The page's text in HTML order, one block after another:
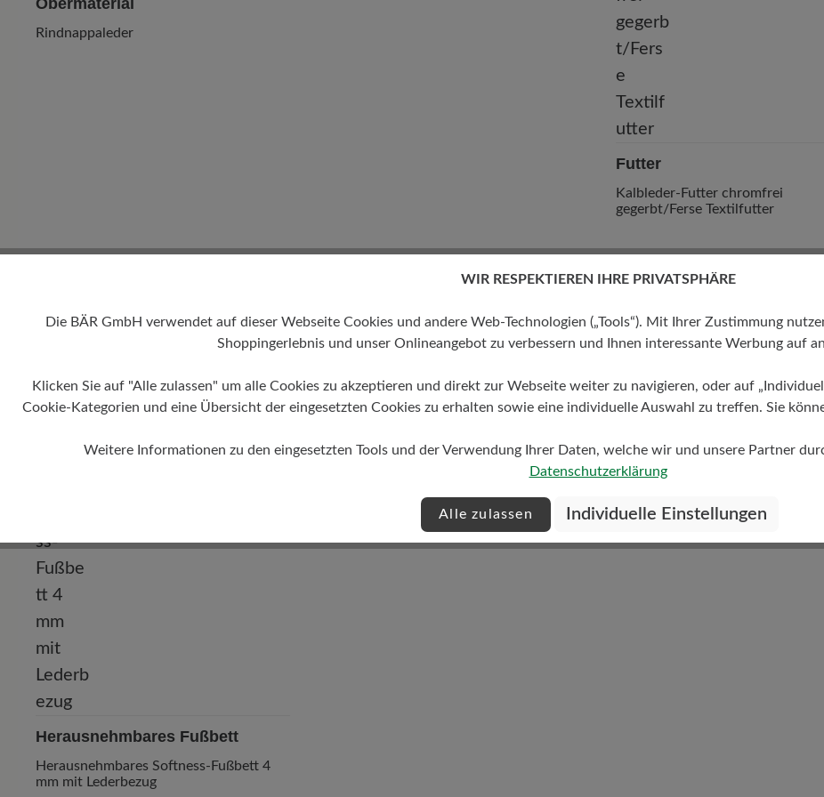
Obermaterial
Rindnappaleder
Futter
Kalbleder-Futter chromfrei
gegerbt/Ferse Textilfutter
Herausnehmbares Fußbett
Herausnehmbares Softness-Fußbett 4
mm mit Lederbezug
0 mm Dämpfungsgrad
WIR RESPEKTIEREN IHRE PRIVATSPHÄRE
Die BÄR GmbH verwendet auf dieser Webseite Cookies und andere Web-Technologien („Tools“). Mit Ihrer Zustimmung
Shoppingerlebnis und unser Onlineangebot zu verbessern und Ihnen interessante Werbung auf
Klicken Sie auf "Alle zulassen" um alle Cookies zu akzeptieren und direkt zur Webseite weiter zu navigieren, oder auf
Cookie-Kategorien und eine Übersicht der eingesetzten Cookies zu erhalten sowie eine individuelle Auswahl zu treffen. Sie
Weitere Informationen zu den eingesetzten Tools und der Verwendung Ihrer Daten, welche wir und unsere Partner
Datenschutzerklärung
Alle zulassen Individuelle Einstellungen